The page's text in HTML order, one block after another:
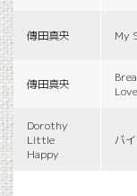
傳田真央 My
傳田真央
Dorothy
Little
Happy
バ